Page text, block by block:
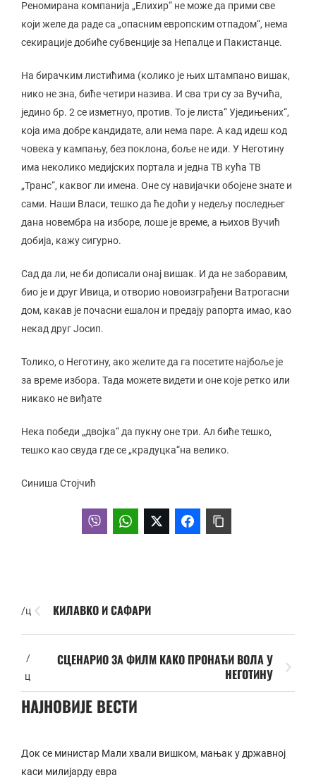
Реномирана компанија „Елиxир“ не може да прими све
који желе да раде са „опасним европским отпадом“, нема
секирације добиће субвенције за Непалце и Пакистанце.
На бирачким листићима (колико је њих штампано вишак,
нико не зна, биће четири назива. И сва три су за Вучића,
једино бр. 2 се изметнуо, против. То је листа“ Уједињених“,
која има добре кандидате, али нема паре. А кад идеш код
човека у кампању, без поклона, боље не иди. У Неготину
има неколико медијских портала и једна ТВ кућа ТВ
„Транс“, каквог ли имена. Оне су навијачки обојене знате и
сами. Наши Власи, тешко да ће доћи у недељу последњег
дана новембра на изборе, лоше је време, а њихов Вучић
добија, кажу сигурно.
Сад да ли, не би дописали онај вишак. И да не заборавим,
био је и друг Ивица, и отворио новоизграђени Ватрогасни
дом, какав је почасни ешалон и предају рапорта имао, као
некад друг Јосип.
Толико, о Неготину, ако желите да га посетите најбоље је
за време избора. Тада можете видети и оне које ретко или
никако не виђате
Нека победи „двојка“ да пукну оне три. Ал биће тешко,
тешко као свуда где се „крадуцка“на велико.
Синиша Стојчић
/ц КИЛАВКО И САФАРИ
/
ц
СЦЕНАРИО ЗА ФИЛМ КАКО ПРОНАЋИ ВОЛА У
НЕГОТИНУ
НАЈНОВИЈЕ ВЕСТИ
Док се министар Мали хвали вишком, мањак у државној
каси милијарду евра